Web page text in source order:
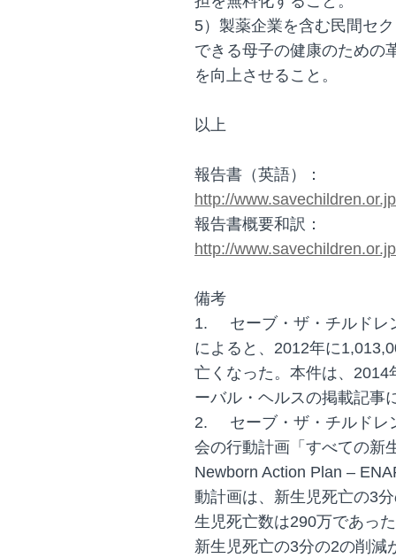
5）製薬企業を含む民間セ
できる母子の健康のための
を向上させること。
以上
報告書（英語）：
http://
報告書概要和訳：
http://
備考
1.
セーブ・ザ・チルド
によると、2012年に
亡くなった。本件は、
ーバル・ヘルスの掲載記事
2.
セーブ・ザ・チルド
会の行動計画「すべての新
Newborn Action Plan –
動計画は、新生児死亡の3
生児死亡数は290万であっ
新生児死亡の3分の2の削減